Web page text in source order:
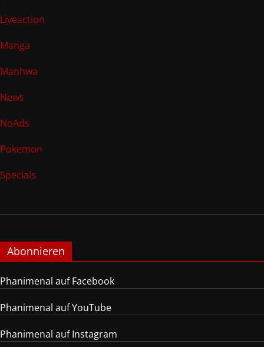
Liveaction
Manga
Manhwa
News
NoAds
Pokemon
Specials
Abonnieren
Phanimenal auf Facebook
Phanimenal auf YouTube
Phanimenal auf Instagram